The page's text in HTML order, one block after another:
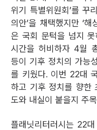
위기 특별위원회’를 꾸
의안’을 채택했지만 ‘
은 국회 문턱을 넘지
시간을 허비하자 4월
등이 기후 정치의 가능
를 키웠다. 이번 22대
하고 기후 정치를 향한
도와 내실이 붙을지 주
플래닛리터러시는 22